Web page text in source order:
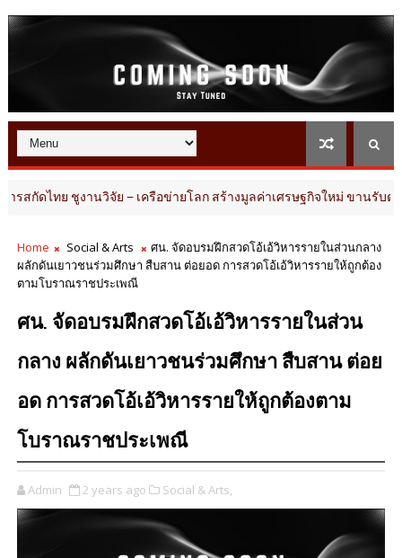
านวิจัย – เครือข่ายโลก สร้างมูลค่าเศรษฐกิจใหม่ ขานรับตลาดโภชนาก
Home Social & Arts
ศน. จัดอบรมฝึกสวดโอ้เอ้วิหารรายในส่วนกลาง
ผลักดันเยาวชนร่วมศึกษา สืบสาน ต่อยอด การสวดโอ้เอ้วิหารรายให้ถูกต้อง
ตามโบราณราชประเพณี
ศน. จัดอบรมฝึกสวดโอ้เอ้วิหารรายในส่วน
กลาง ผลักดันเยาวชนร่วมศึกษา สืบสาน ต่อย
อด การสวดโอ้เอ้วิหารรายให้ถูกต้องตาม
โบราณราชประเพณี
Admin 2 years ago Social & Arts,